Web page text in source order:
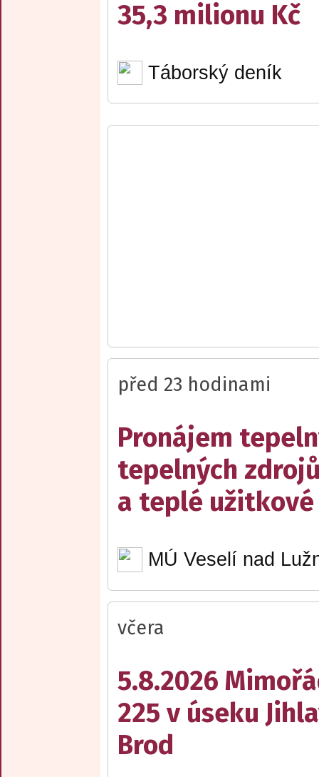
35,3 milionu Kč
Táborský deník
před 23 hodinami
Pronájem
tepelných
a teplé užitkové
MÚ Veselí nad
včera
5.8.2026
225 v úseku
Brod